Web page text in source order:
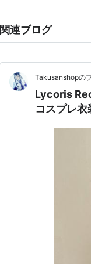
関連ブログ
Takusanshopの
Lycoris
コスプレ